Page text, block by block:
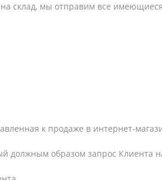
склад, мы отправим все
к продаже в интернет-
должным образом запрос Клиента